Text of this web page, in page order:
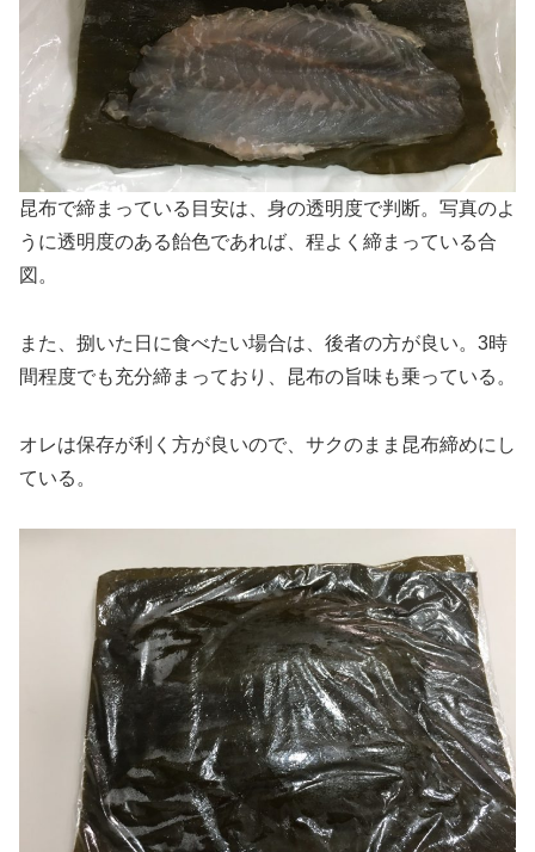
昆布で締まっている目安は、身の透明度で判断。写真のよ
うに透明度のある飴色であれば、程よく締まっている合
図。
また、捌いた日に食べたい場合は、後者の方が良い。3時
間程度でも充分締まっており、昆布の旨味も乗っている。
オレは保存が利く方が良いので、サクのまま昆布締めにし
ている。